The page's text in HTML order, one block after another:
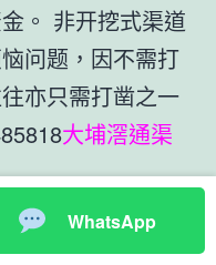
。 非开挖式渠道
问题，因不需打
亦只需打凿之一
大埔滘通渠
勘察
确实渠道长度
亦要了解现场环
WhatsApp